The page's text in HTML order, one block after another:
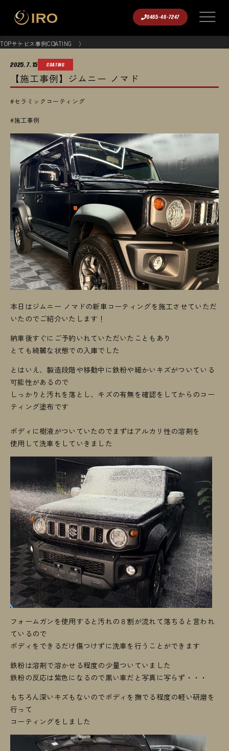
0465-46-7247
TOPサービス事例COATING
2025.7.15 COATING
【施工事例】ジムニー ノマド
#セラミックコーティング
#施工事例
本日はジムニー ノマドの新車コーティングを施工させていただ
いたのでご紹介いたします！
納車後すぐにご予約いれていただいたこともあり
とても綺麗な状態での入庫でした
とはいえ、製造段階や移動中に鉄粉や細かいキズがついている
可能性があるので
しっかりと汚れを落とし、キズの有無を確認をしてからのコー
ティング塗布です
ボディに樹液がついていたのでまずはアルカリ性の溶剤を
使用して洗車をしていきました
フォームガンを使用すると汚れの８割が流れて落ちると言われ
ているので
ボディをできるだけ傷つけずに洗車を行うことができます
鉄粉は溶剤で溶かせる程度の少量ついていました
鉄粉の反応は紫色になるので黒い車だと写真に写らず・・・
もちろん深いキズもないのでボディを撫でる程度の軽い研磨を
行って
コーティングをしました